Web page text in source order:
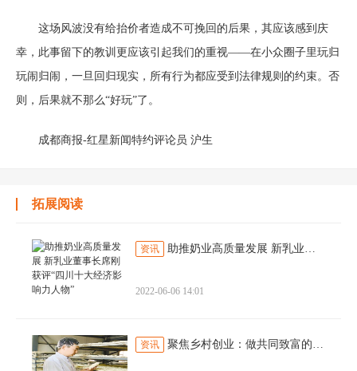
这场风波没有给抬价者造成不可挽回的后果，其应该感到庆
幸，此事留下的教训更应该引起我们的重视——在小众圈子里玩归
玩闹归闹，一旦回归现实，所有行为都应受到法律规则的约束。否
则，后果就不那么“好玩”了。
成都商报-红星新闻特约评论员 沪生
拓展阅读
资讯 助推奶业高质量发展 新乳业董事长席刚获评“四川十大经济影响力人物”
2022-06-06 14:01
资讯 聚焦乡村创业：做共同致富的有心人